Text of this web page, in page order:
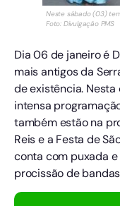
Neste sábado (03)
Foto: Divulgação PMS
Dia 06 de janeiro é
mais antigos da
de existência.
intensa
também estão na
Reis e a Festa de
conta com puxada
procissão de